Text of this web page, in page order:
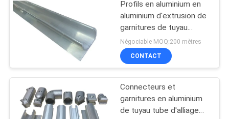
Profils en aluminium en
aluminium d'extrusion de
garnitures de tuyau
d'OEM 6063
Négociable MOQ:200 mètres
CONTACT
Connecteurs et
garnitures en aluminium
de tuyau tube d'alliage